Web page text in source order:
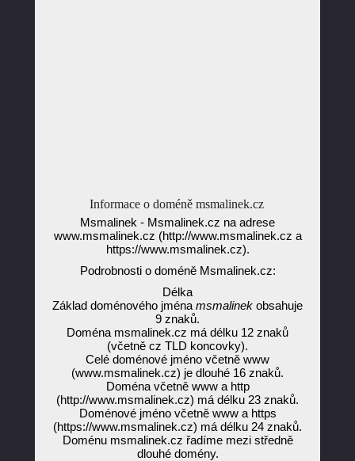
Informace o doméně msmalinek.cz
Msmalinek - Msmalinek.cz na adrese
www.msmalinek.cz (http://www.msmalinek.cz a
https://www.msmalinek.cz).
Podrobnosti o doméně Msmalinek.cz:
Délka
Základ doménového jména msmalinek obsahuje
9 znaků.
Doména msmalinek.cz má délku 12 znaků
(včetně cz TLD koncovky).
Celé doménové jméno včetně www
(www.msmalinek.cz) je dlouhé 16 znaků.
Doména včetně www a http
(http://www.msmalinek.cz) má délku 23 znaků.
Doménové jméno včetně www a https
(https://www.msmalinek.cz) má délku 24 znaků.
Doménu msmalinek.cz řadíme mezi středně
dlouhé domény.